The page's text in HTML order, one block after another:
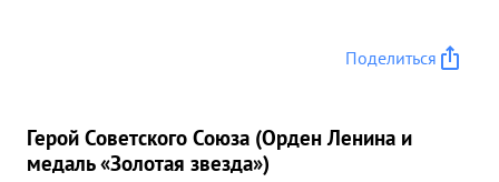
ГвардейскогоС Стрелков.пол= ка т МИКОЗЛЯН
...»
Поделиться
Герой Советского Союза (Орден Ленина и
медаль «Золотая звезда»)